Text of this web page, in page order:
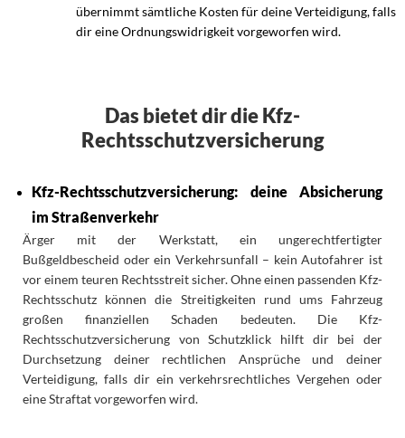
übernimmt sämtliche Kosten für deine Verteidigung, falls
dir eine Ordnungswidrigkeit vorgeworfen wird.
Das bietet dir die Kfz-
Rechtsschutzversicherung
Kfz-Rechtsschutzversicherung: deine Absicherung
im Straßenverkehr
Ärger mit der Werkstatt, ein ungerechtfertigter
Bußgeldbescheid oder ein Verkehrsunfall – kein Autofahrer ist
vor einem teuren Rechtsstreit sicher. Ohne einen passenden Kfz-
Rechtsschutz können die Streitigkeiten rund ums Fahrzeug
großen finanziellen Schaden bedeuten. Die Kfz-
Rechtsschutzversicherung von Schutzklick hilft dir bei der
Durchsetzung deiner rechtlichen Ansprüche und deiner
Verteidigung, falls dir ein verkehrsrechtliches Vergehen oder
eine Straftat vorgeworfen wird.